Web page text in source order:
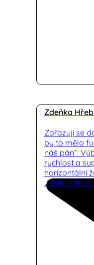
Zdeňka
Zařazuji se
by to mělo
náš pán“.
rychlost a
horizontální
Ještě jednou